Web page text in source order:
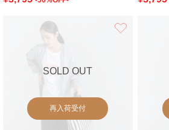
SOLD OUT
再入荷受付